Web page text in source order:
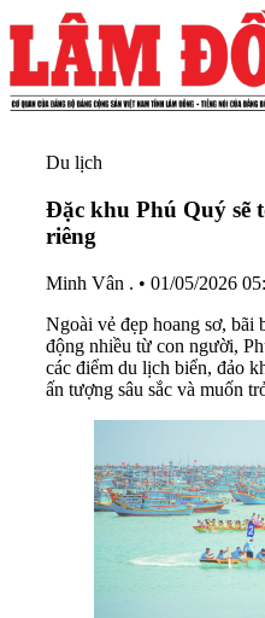
Du lịch
Đặc khu Phú Quý sẽ
riêng
Minh Vân . • 01/05/2026
Ngoài vẻ đẹp hoang sơ, bãi
động nhiều từ con người,
các điểm du lịch biển, đảo
ấn tượng sâu sắc và muốn